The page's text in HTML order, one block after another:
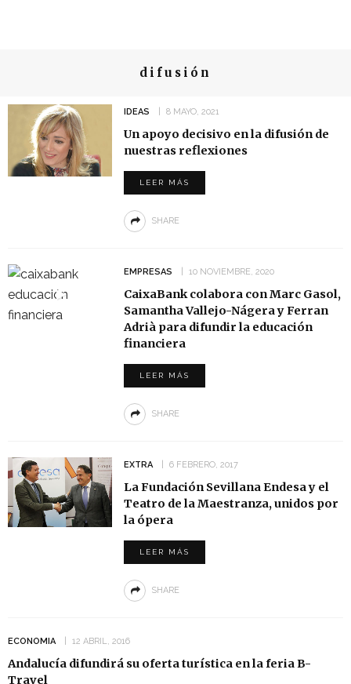
difusión
IDEAS 8 MAYO, 2021
Un apoyo decisivo en la difusión de
nuestras reflexiones
LEER MÁS
SHARE
EMPRESAS 10 NOVIEMBRE, 2020
CaixaBank colabora con Marc Gasol,
Samantha Vallejo-Nágera y Ferran
Adrià para difundir la educación
financiera
LEER MÁS
SHARE
EXTRA 6 FEBRERO, 2017
La Fundación Sevillana Endesa y el
Teatro de la Maestranza, unidos por
la ópera
LEER MÁS
SHARE
ECONOMIA 12 ABRIL, 2016
Andalucía difundirá su oferta turística en la feria B-
Travel